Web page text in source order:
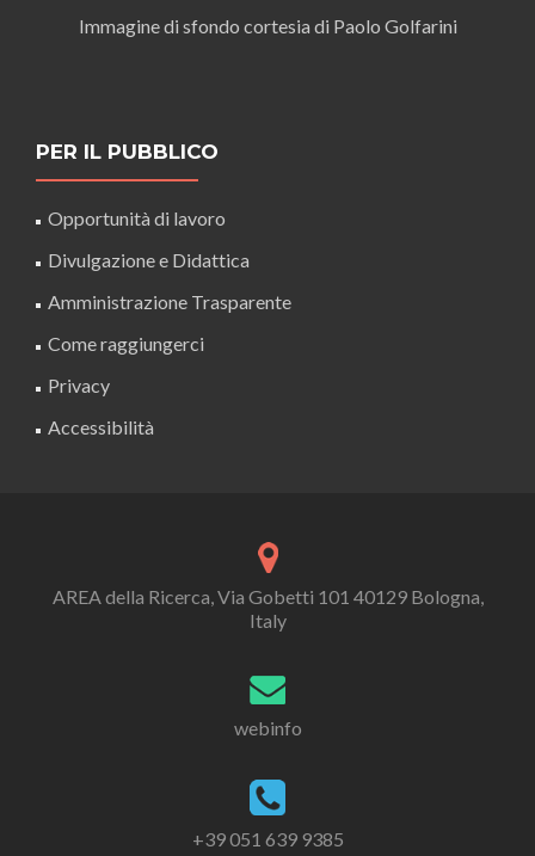
Immagine di sfondo cortesia di Paolo Golfarini
PER IL PUBBLICO
Opportunità di lavoro
Divulgazione e Didattica
Amministrazione Trasparente
Come raggiungerci
Privacy
Accessibilità
AREA della Ricerca, Via Gobetti 101 40129 Bologna,
Italy
webinfo
+39 051 639 9385